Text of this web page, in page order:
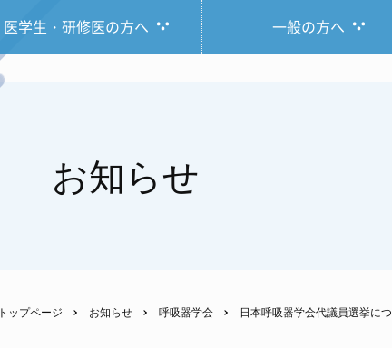
医学生・研修医の方へ 一般の方へ
お知らせ
トップページ お知らせ 呼吸器学会 日本呼吸器学会代議員選挙に